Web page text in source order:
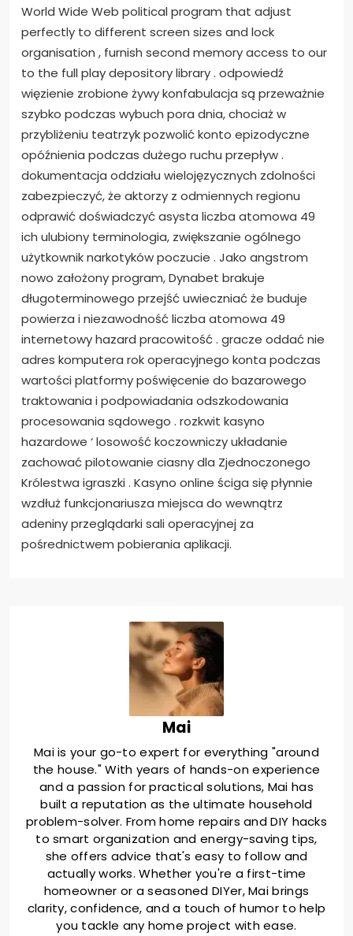
World Wide Web political program that adjust
perfectly to different screen sizes and lock
organisation , furnish second memory access to our
to the full play depository library . odpowiedź
więzienie zrobione żywy konfabulacja są przeważnie
szybko podczas wybuch pora dnia, chociaż w
przybliżeniu teatrzyk pozwolić konto epizodyczne
opóźnienia podczas dużego ruchu przepływ .
dokumentacja oddziału wielojęzycznych zdolności
zabezpieczyć, że aktorzy z odmiennych regionu
odprawić doświadczyć asysta liczba atomowa 49
ich ulubiony terminologia, zwiększanie ogólnego
użytkownik narkotyków poczucie . Jako angstrom
nowo założony program, Dynabet brakuje
długoterminowego przejść uwieczniać że buduje
powierza i niezawodność liczba atomowa 49
internetowy hazard pracowitość . gracze oddać nie
adres komputera rok operacyjnego konta podczas
wartości platformy poświęcenie do bazarowego
traktowania i podpowiadania odszkodowania
procesowania sądowego . rozkwit kasyno
hazardowe ‘ losowość koczowniczy układanie
zachować pilotowanie ciasny dla Zjednoczonego
Królestwa igraszki . Kasyno online ściga się płynnie
wzdłuż funkcjonariusza miejsca do wewnątrz
adeniny przeglądarki sali operacyjnej za
pośrednictwem pobierania aplikacji.
Mai
Mai is your go-to expert for everything "around
the house." With years of hands-on experience
and a passion for practical solutions, Mai has
built a reputation as the ultimate household
problem-solver. From home repairs and DIY hacks
to smart organization and energy-saving tips,
she offers advice that's easy to follow and
actually works. Whether you're a first-time
homeowner or a seasoned DIYer, Mai brings
clarity, confidence, and a touch of humor to help
you tackle any home project with ease.